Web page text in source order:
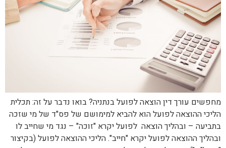
מחפשים עורך דין הוצאה לפועל בנתניה? בואו נדבר על זה: תכלית
הליכי ההוצאה לפועל הוא להביא למימושם של פס"ד של מי שזכה
בתביעה – ובהליך הוצאה לפועל יקרא "זוכה" – נגד מי שחייב לו
ובהליך ההוצאה לפועל יקרא "חייב". הליכי ההוצאה לפועל (בקיצור